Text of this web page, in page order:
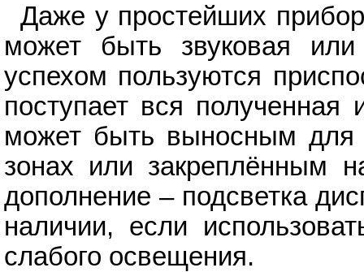
Даже у простейших
может быть звуковая
успехом пользуются
поступает вся
может быть выносным для
зонах или закреплённым
дополнение – подсветка
наличии, если
слабого освещения.